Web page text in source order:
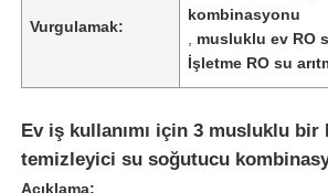
Hakkımızda
Kalite kontrol
Vurgulamak:
kombinasyonu
musluklu ev RO
İşletme RO su
Ev iş kullanımı için 3 musluklu bir
temizleyici su soğutucu
Açıklama: